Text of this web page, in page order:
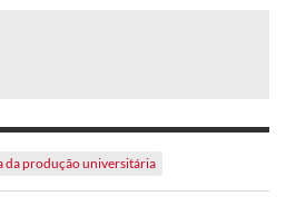
da produção universitária